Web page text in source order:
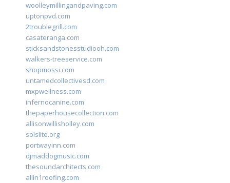
woolleymillingandpaving.com
uptonpvd.com
2troublegrill.com
casateranga.com
sticksandstonesstudiooh.com
walkers-treeservice.com
shopmossi.com
untamedcollectivesd.com
mxpwellness.com
infernocanine.com
thepaperhousecollection.com
allisonwillisholley.com
solslite.org
portwayinn.com
djmaddogmusic.com
thesoundarchitects.com
allin1roofing.com